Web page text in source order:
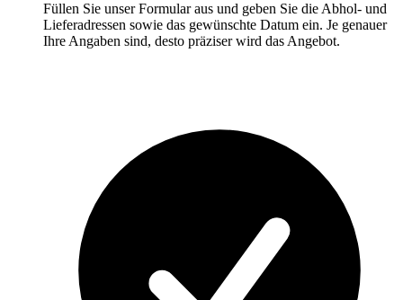
Füllen Sie unser Formular aus und geben Sie die Abhol- und
Lieferadressen sowie das gewünschte Datum ein. Je genauer
Ihre Angaben sind, desto präziser wird das Angebot.